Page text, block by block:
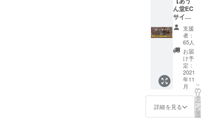
ます。
11月頃
にス
マート
レター
でのお
届けと
なりま
す。 ※
プロ
ジェク
ト終了
後ホー
ルから
ンド（2
個）※あ
うん堂
の定番
ガテマ
ラ ガ
テマ
ラ
ベース
コロ
ンビア
ブラ
ジル ■
マイル
テッ
カー
（W
50mm×
50mm
） ＊
「あり
がと
う」は
店長の
す。 ■
※初め若
干色落
ちする
ことが
ござい
ます。
白物と
一緒に
洗わな
いでく
ださ
い。塩
素系漂
白剤は
ト
リー」
とあう
ん堂の
コラボ
商品と
なりま
す。無
着色ナ
チュラ
ルカ
ラーの
ジュー
ん堂EC
サイト
へのお
名前掲
載】 今
回のご
支援に
より構
築する
あうん
堂オン
ライン
ECサイ
トにお
支援
者：
65人
お届
け予
定：
2021
年11
月
詳細を見る
こ
の
リ
タ
ー
ン
を
選